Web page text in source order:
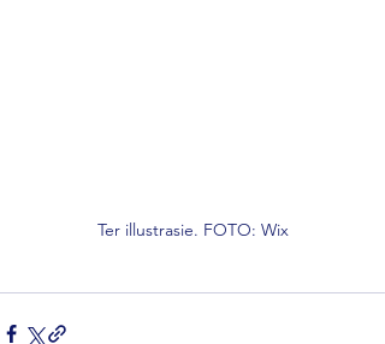
Ter illustrasie. FOTO: Wix